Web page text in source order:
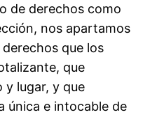
de derechos como
nos apartamos
que los
que
lugar, y que
única e intocable de